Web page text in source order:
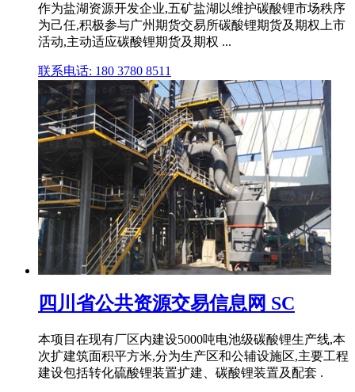
作为盐湖资源开发企业,五矿盐湖以维护碳酸锂市场秩序
为己任,积极参与广州期货交易所碳酸锂期货及期权上市
活动,主动适应碳酸锂期货及期权 ...
联系电话: 180 3780 8511
四川省公共资源交易信息网 SC
本项目在现有厂区内建设5000吨电池级碳酸锂生产线,本
次扩建筑面积平方米,分为生产区和公辅设施区,主要工程
建设包括转化硫酸锂装置扩建、碳酸锂装置及配套 .